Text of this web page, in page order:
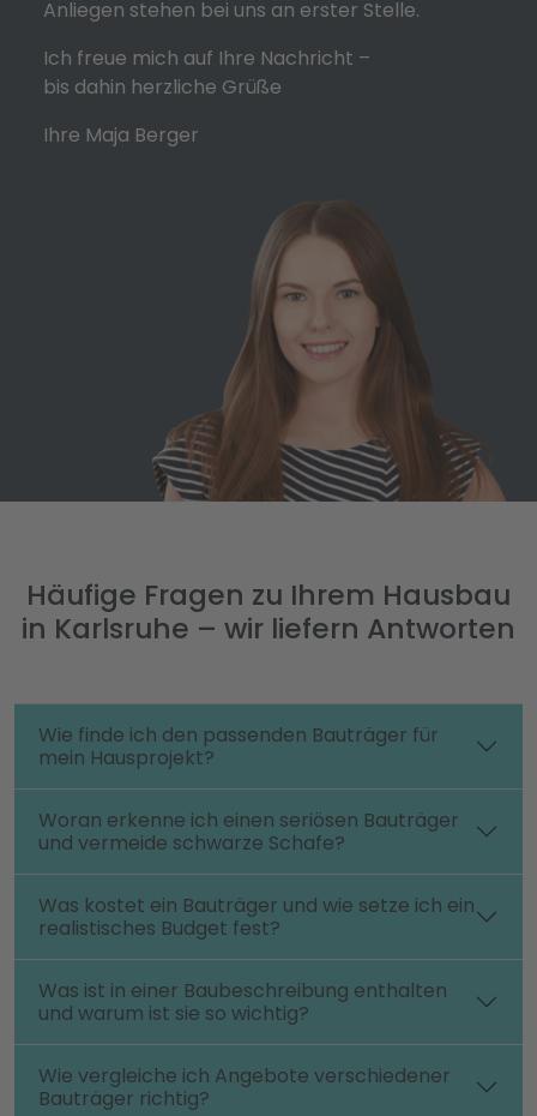
Anliegen stehen bei uns an erster Stelle.
Ich freue mich auf Ihre Nachricht –
bis dahin herzliche Grüße
Ihre Maja Berger
Häufige Fragen zu Ihrem Hausbau
in Karlsruhe – wir liefern Antworten
Wie finde ich den passenden Bauträger für
mein Hausprojekt?
Woran erkenne ich einen seriösen Bauträger
und vermeide schwarze Schafe?
Was kostet ein Bauträger und wie setze ich ein
realistisches Budget fest?
Was ist in einer Baubeschreibung enthalten
und warum ist sie so wichtig?
Wie vergleiche ich Angebote verschiedener
Bauträger richtig?